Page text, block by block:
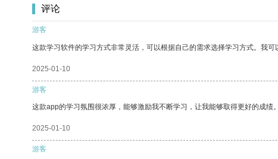
评论
游客
这款学习软件的学习方式非常灵活，可以根据自己的需求选择学习方式。我可
2025-01-10
游客
这款app的学习氛围很浓厚，能够激励我不断学习，让我能够取得更好的成绩。
2025-01-10
游客